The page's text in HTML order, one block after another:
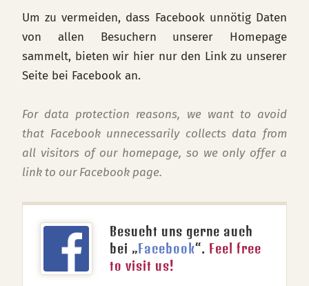
Um zu vermeiden, dass Facebook unnötig Daten
von allen Besuchern unserer Homepage
sammelt, bieten wir hier nur den Link zu unserer
Seite bei Facebook an.
For data protection reasons, we want to avoid
that Facebook unnecessarily collects data from
all visitors of our homepage, so we only offer a
link to our Facebook page.
Besucht uns gerne auch
bei „Facebook“. Feel free
to visit us!